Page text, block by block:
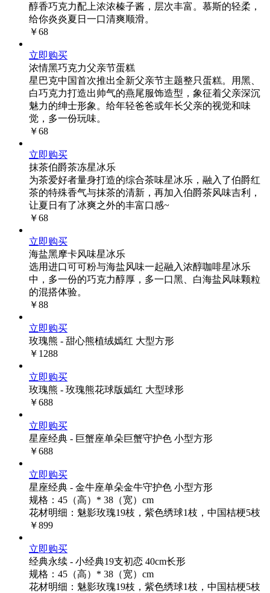
醇香巧克力配上浓浓榛子酱，层次丰富。慕斯的轻柔，
给你炎炎夏日一口清爽顺滑。
￥68
立即购买
浓情黑巧克力父亲节蛋糕
星巴克中国首次推出全新父亲节主题整只蛋糕。用黑、
白巧克力打造出帅气的燕尾服饰造型，象征着父亲深沉
魅力的绅士形象。给年轻爸爸或年长父亲的视觉和味
觉，多一份玩味。
￥68
立即购买
抹茶伯爵茶冻星冰乐
为茶爱好者量身打造的综合茶味星冰乐，融入了伯爵红
茶的特殊香气与抹茶的清新，再加入伯爵茶风味吉利，
让夏日有了冰爽之外的丰富口感~
￥68
立即购买
海盐黑摩卡风味星冰乐
选用进口可可粉与海盐风味一起融入浓醇咖啡星冰乐
中，多一份的巧克力醇厚，多一口黑、白海盐风味颗粒
的混搭体验。
￥88
立即购买
玫瑰熊 - 甜心熊植绒嫣红 大型方形
￥1288
立即购买
玫瑰熊 - 玫瑰熊花球版嫣红 大型球形
￥688
立即购买
星座经典 - 巨蟹座单朵巨蟹守护色 小型方形
￥688
立即购买
星座经典 - 金牛座单朵金牛守护色 小型方形
规格：45（高）* 38（宽）cm
花材明细：魅影玫瑰19枝，紫色绣球1枝，中国桔梗5枝
￥899
立即购买
经典永续 - 小经典19支初恋 40cm长形
规格：45（高）* 38（宽）cm
花材明细：魅影玫瑰19枝，紫色绣球1枝，中国桔梗5枝